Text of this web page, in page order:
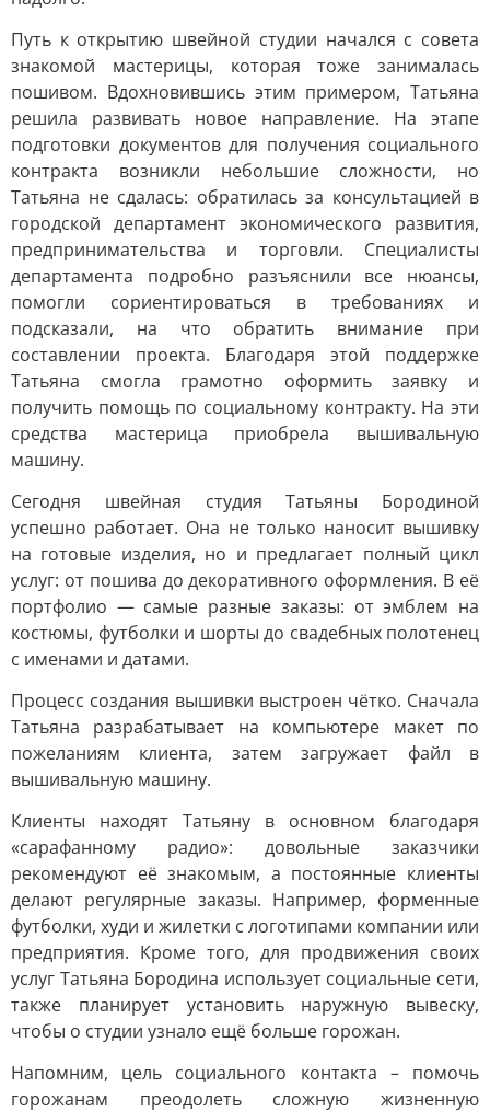
Путь к открытию швейной студии начался с совета
знакомой мастерицы, которая тоже занималась
пошивом. Вдохновившись этим примером, Татьяна
решила развивать новое направление. На этапе
подготовки документов для получения социального
контракта возникли небольшие сложности, но
Татьяна не сдалась: обратилась за консультацией в
городской департамент экономического развития,
предпринимательства и торговли. Специалисты
департамента подробно разъяснили все нюансы,
помогли сориентироваться в требованиях и
подсказали, на что обратить внимание при
составлении проекта. Благодаря этой поддержке
Татьяна смогла грамотно оформить заявку и
получить помощь по социальному контракту. На эти
средства мастерица приобрела вышивальную
машину.
Сегодня швейная студия Татьяны Бородиной
успешно работает. Она не только наносит вышивку
на готовые изделия, но и предлагает полный цикл
услуг: от пошива до декоративного оформления. В её
портфолио — самые разные заказы: от эмблем на
костюмы, футболки и шорты до свадебных полотенец
с именами и датами.
Процесс создания вышивки выстроен чётко. Сначала
Татьяна разрабатывает на компьютере макет по
пожеланиям клиента, затем загружает файл в
вышивальную машину.
Клиенты находят Татьяну в основном благодаря
«сарафанному радио»: довольные заказчики
рекомендуют её знакомым, а постоянные клиенты
делают регулярные заказы. Например, форменные
футболки, худи и жилетки с логотипами компании или
предприятия. Кроме того, для продвижения своих
услуг Татьяна Бородина использует социальные сети,
также планирует установить наружную вывеску,
чтобы о студии узнало ещё больше горожан.
Напомним, цель социального контакта – помочь
горожанам преодолеть сложную жизненную